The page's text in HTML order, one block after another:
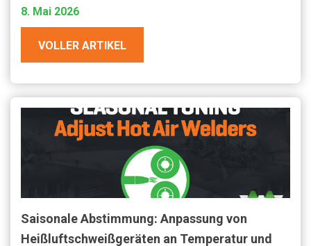
8. Mai 2026
VOLLER ARTIKEL
Saisonale Abstimmung: Anpassung von
Heißluftschweißgeräten an Temperatur und